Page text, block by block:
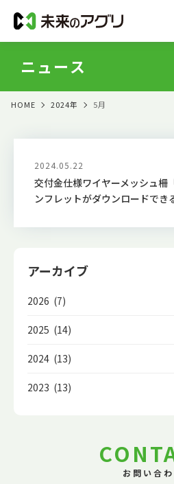
ニュース
HOME 2024年 5月
アーカイブ
2026 (7)
2025 (14)
2024 (13)
2023 (13)
2024.05.22
交付金仕様ワイヤーメッシュ柵
ンフレットがダウンロードでき
お問い合